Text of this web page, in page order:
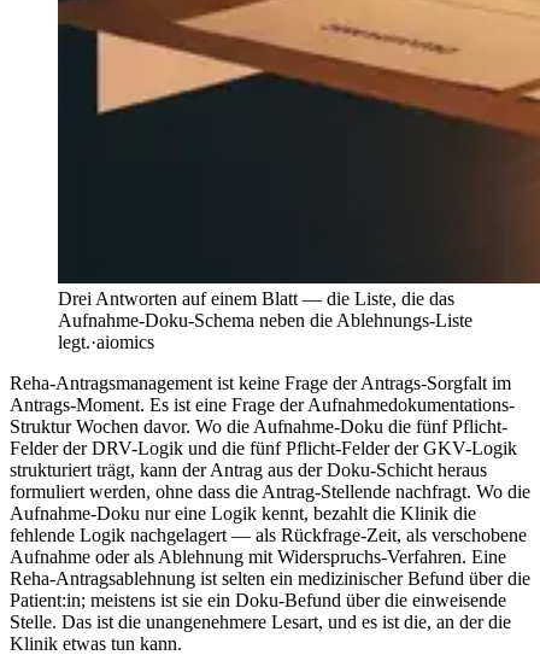
Drei Antworten auf einem Blatt — die Liste, die das
Aufnahme-Doku-Schema neben die Ablehnungs-Liste
legt.·aiomics
Reha-Antragsmanagement ist keine Frage der Antrags-Sorgfalt im
Antrags-Moment. Es ist eine Frage der Aufnahmedokumentations-
Struktur Wochen davor. Wo die Aufnahme-Doku die fünf Pflicht-
Felder der DRV-Logik und die fünf Pflicht-Felder der GKV-Logik
strukturiert trägt, kann der Antrag aus der Doku-Schicht heraus
formuliert werden, ohne dass die Antrag-Stellende nachfragt. Wo die
Aufnahme-Doku nur eine Logik kennt, bezahlt die Klinik die
fehlende Logik nachgelagert — als Rückfrage-Zeit, als verschobene
Aufnahme oder als Ablehnung mit Widerspruchs-Verfahren. Eine
Reha-Antragsablehnung ist selten ein medizinischer Befund über die
Patient:in; meistens ist sie ein Doku-Befund über die einweisende
Stelle. Das ist die unangenehmere Lesart, und es ist die, an der die
Klinik etwas tun kann.